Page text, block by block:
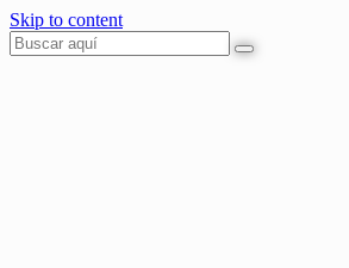
Skip to content